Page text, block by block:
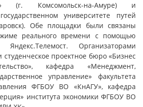
(г. Комсомольск-на-Амуре) и
университете путей
Обе площадки были связаны
реального времени с помощью
Яндекс.Телемост. Организаторами
студенческое проектное бюро «Бизнес
кафедра «Менеджмент,
управление» факультета
ФГБОУ ВО «КнАГУ», кафедра
института экономики ФГБОУ ВО